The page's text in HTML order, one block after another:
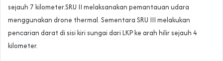
sejauh 7 kilometer.SRU II melaksanakan pemantauan udara
menggunakan drone thermal. Sementara SRU III melakukan
pencarian darat di sisi kiri sungai dari LKP ke arah hilir sejauh 4
kilometer.